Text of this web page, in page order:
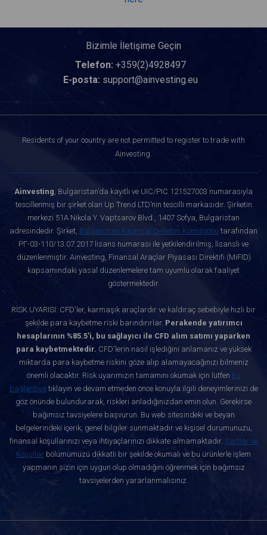
Bizimle İletişime Geçin
Telefon: +359(2)4928497
E-posta: support@ainvesting.eu
Residents of your country are not permitted to register to trade with
Ainvesting.
Ainvesting, Bulgaristan’da kayıtlı ve UIC/PIC 121527003 numarasıyla
tescillenmiş bir şirket olan Up Trend LTD’nin tescilli markasıdır. Şirketin
merkezi 51A Nikola Y. Vaptsarov Blvd., 1407 Sofya, Bulgaristan
adresindedir. Şirket, Bulgaristan Finansal Denetim Komisyonu tarafından
РГ-03-110/13.07.2017 lisans numarası ile yetkilendirilmiş, lisanslı ve
düzenlenmiştir. Ainvesting, Finansal Araçlar Piyasası Direktifi (MiFID)
kapsamındaki yasal düzenlemelere tam uyumlu olarak faaliyet
göstermektedir.
RİSK UYARISI: CFD'ler, karmaşık araçlardır ve kaldıraç sebebiyle hızlı bir
şekilde para kaybetme riski barındırırlar. Perakende yatırımcı
hesaplarının %85.5'i, bu sağlayıcı ile CFD alım satımı yaparken
para kaybetmektedir. CFD'lerin nasıl işlediğini anlamanız ve yüksek
miktarda para kaybetme riskini göze alıp alamayacağınızı bilmeniz
önemli olacaktır. Risk uyarımızın tamamını okumak için lütfen bu
bağlantıya tıklayın ve devam etmeden önce konuyla ilgili deneyimlerinizi de
göz önünde bulundurarak, riskleri anladığınızdan emin olun. Gerekirse
bağımsız tavsiyelere başvurun. Bu web sitesindeki ve beyan
belgelerindeki içerik, genel bilgiler sunmaktadır ve kişisel durumunuzu,
finansal koşullarınızı veya ihtiyaçlarınızı dikkate almamaktadır. Şartlar ve
Koşullar bölümümüzü dikkatli bir şekilde okumalı ve bu ürünlerle işlem
yapmanın sizin için uygun olup olmadığını öğrenmek için bağımsız
tavsiyelerden yararlanmalısınız.